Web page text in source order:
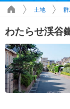
土地
わたらせ渓谷